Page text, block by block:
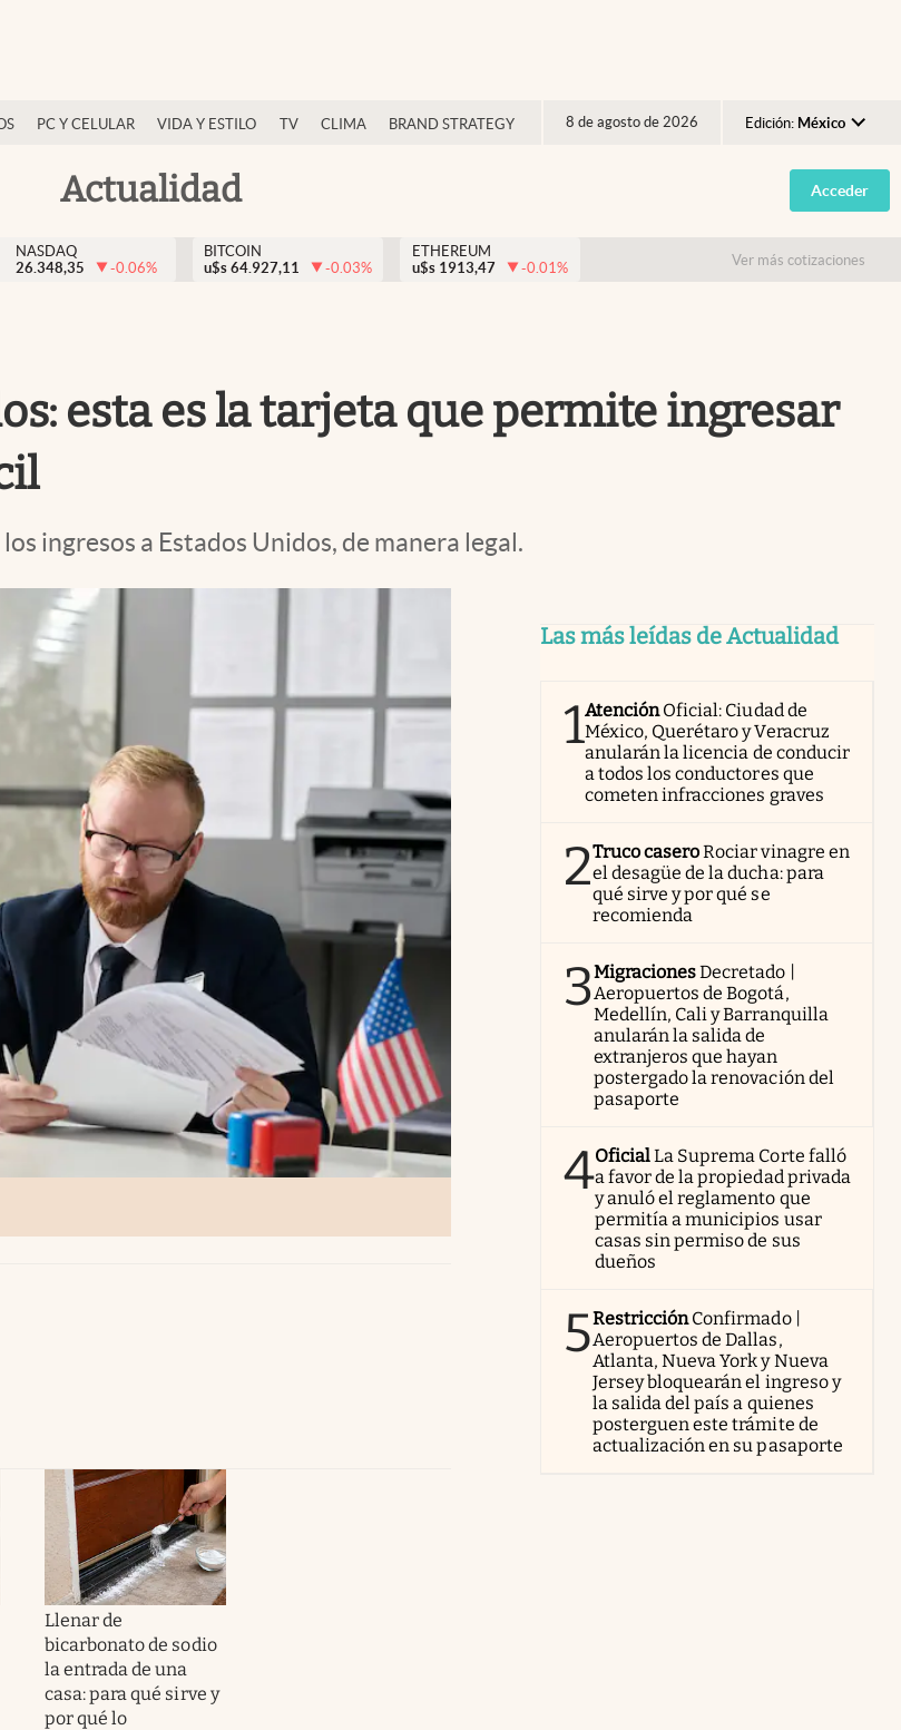
PC Y CELULAR VIDA Y ESTILO TV CLIMA BRAND STRATEGY 8 de agosto de 2026 Edición: México
Argentina
España
USA
Actualidad Acceder
NASDAQ
26.348,35
-0.06%
BITCOIN
u$s 64.927,11 -0.03%
ETHEREUM
u$s 1913,47 -0.01% Ver más cotizaciones
esta es la tarjeta que permite ingresar
ingresos a Estados Unidos, de manera legal.
Llenar de
bicarbonato de sodio
la entrada de una
casa: para qué sirve y
por qué lo
Las más leídas de Actualidad
1AtenciónOficial: Ciudad de
México, Querétaro y Veracruz
anularán la licencia de conducir
a todos los conductores que
cometen infracciones graves
2Truco caseroRociar vinagre en
el desagüe de la ducha: para
qué sirve y por qué se
recomienda
3MigracionesDecretado |
Aeropuertos de Bogotá,
Medellín, Cali y Barranquilla
anularán la salida de
extranjeros que hayan
postergado la renovación del
pasaporte
4OficialLa Suprema Corte falló
a favor de la propiedad privada
y anuló el reglamento que
permitía a municipios usar
casas sin permiso de sus
dueños
5RestricciónConfirmado |
Aeropuertos de Dallas,
Atlanta, Nueva York y Nueva
Jersey bloquearán el ingreso y
la salida del país a quienes
posterguen este trámite de
actualización en su pasaporte